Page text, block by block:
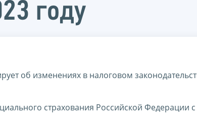
году
об изменениях в налоговом
страхования Российской Федерации с